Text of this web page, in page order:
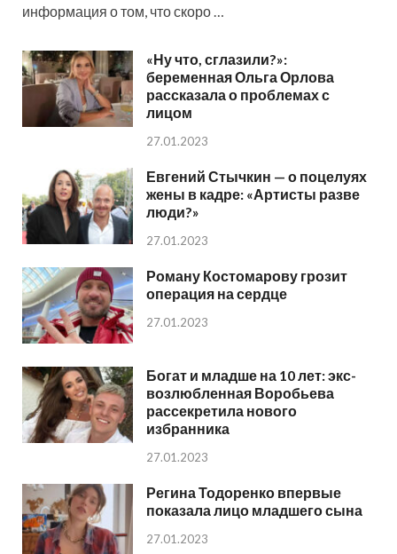
информация о том, что скоро …
«Ну что, сглазили?»:
беременная Ольга Орлова
рассказала о проблемах с
лицом
27.01.2023
Евгений Стычкин — о поцелуях
жены в кадре: «Артисты разве
люди?»
27.01.2023
Роману Костомарову грозит
операция на сердце
27.01.2023
Богат и младше на 10 лет: экс-
возлюбленная Воробьева
рассекретила нового
избранника
27.01.2023
Регина Тодоренко впервые
показала лицо младшего сына
27.01.2023